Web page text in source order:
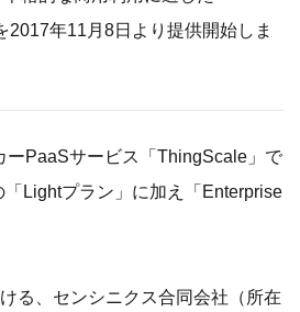
2017年11月8日より提供開始しま
ーPaaSサービス「ThingScale」で
「Lightプラン」に加え「Enterprise
る、センシニクス合同会社（所在